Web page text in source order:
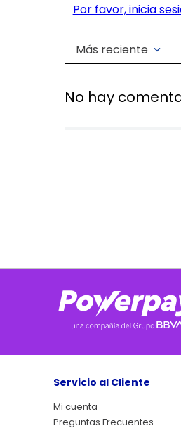
Por favor, inicia
Más reciente
No hay
Servicio al Cliente
Mi cuenta
Preguntas Frecuentes